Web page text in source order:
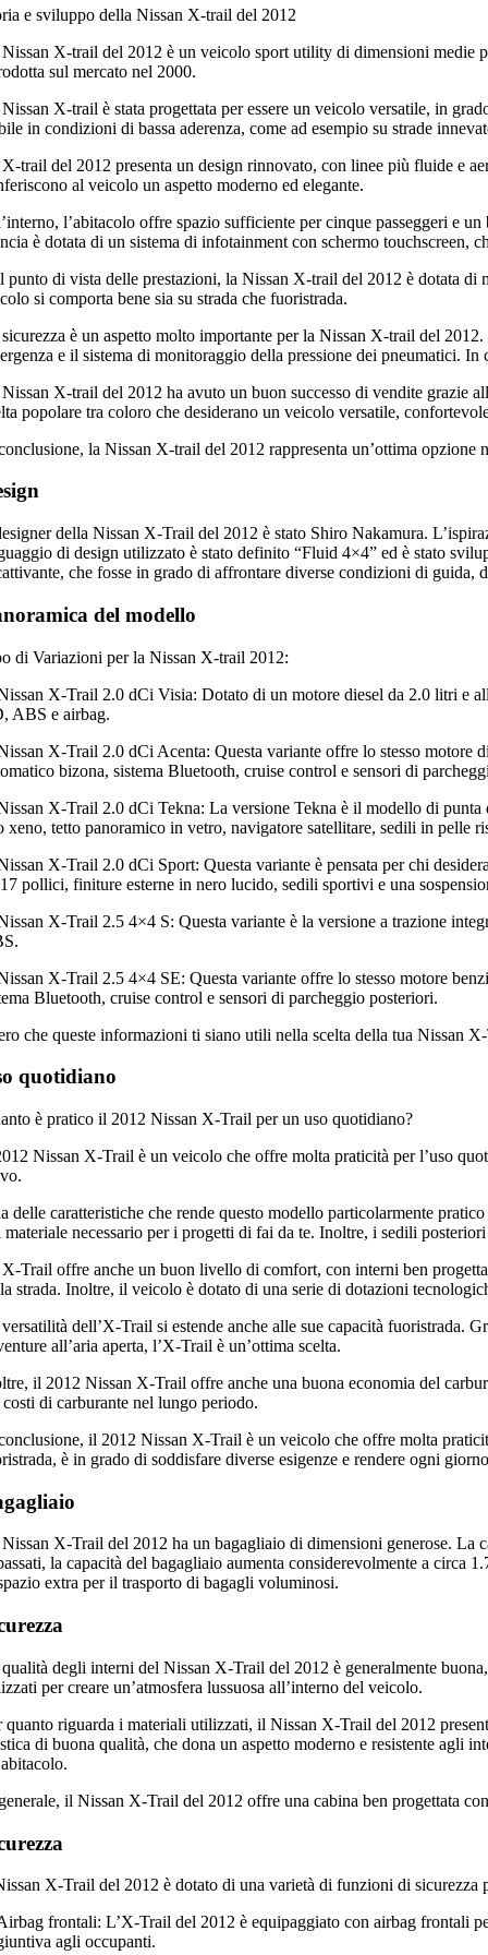
e sviluppo della Nissan X-trail del 2012
X-trail del 2012 è un veicolo sport utility di dimensioni medie
sul mercato nel 2000.
X-trail è stata progettata per essere un veicolo versatile, in
in condizioni di bassa aderenza, come ad esempio su strade
trail del 2012 presenta un design rinnovato, con linee più fluide e
al veicolo un aspetto moderno ed elegante.
l’abitacolo offre spazio sufficiente per cinque passeggeri e
è dotata di un sistema di infotainment con schermo
punto di vista delle prestazioni, la Nissan X-trail del 2012 è dotata di
si comporta bene sia su strada che fuoristrada.
è un aspetto molto importante per la Nissan X-trail del
e il sistema di monitoraggio della pressione dei pneumatici.
X-trail del 2012 ha avuto un buon successo di vendite grazie
popolare tra coloro che desiderano un veicolo versatile,
la Nissan X-trail del 2012 rappresenta un’ottima
della Nissan X-Trail del 2012 è stato Shiro Nakamura.
di design utilizzato è stato definito “Fluid 4×4” ed è stato
che fosse in grado di affrontare diverse condizioni di guida,
del modello
di Variazioni per la Nissan X-trail 2012:
X-Trail 2.0 dCi Visia: Dotato di un motore diesel da 2.0 litri e
ABS e airbag.
X-Trail 2.0 dCi Acenta: Questa variante offre lo stesso
bizona, sistema Bluetooth, cruise control e sensori di
X-Trail 2.0 dCi Tekna: La versione Tekna è il modello di
xeno, tetto panoramico in vetro, navigatore satellitare, sedili in pelle
X-Trail 2.0 dCi Sport: Questa variante è pensata per chi
pollici, finiture esterne in nero lucido, sedili sportivi e una
X-Trail 2.5 4×4 S: Questa variante è la versione a trazione
X-Trail 2.5 4×4 SE: Questa variante offre lo stesso motore
Bluetooth, cruise control e sensori di parcheggio posteriori.
che queste informazioni ti siano utili nella scelta della tua Nissan
quotidiano
è pratico il 2012 Nissan X-Trail per un uso quotidiano?
Nissan X-Trail è un veicolo che offre molta praticità per l’uso
delle caratteristiche che rende questo modello particolarmente
materiale necessario per i progetti di fai da te. Inoltre, i sedili
Trail offre anche un buon livello di comfort, con interni ben
strada. Inoltre, il veicolo è dotato di una serie di dotazioni
dell’X-Trail si estende anche alle sue capacità fuoristrada.
all’aria aperta, l’X-Trail è un’ottima scelta.
il 2012 Nissan X-Trail offre anche una buona economia del
costi di carburante nel lungo periodo.
il 2012 Nissan X-Trail è un veicolo che offre molta
è in grado di soddisfare diverse esigenze e rendere ogni
X-Trail del 2012 ha un bagagliaio di dimensioni generose.
la capacità del bagagliaio aumenta considerevolmente a circa
extra per il trasporto di bagagli voluminosi.
degli interni del Nissan X-Trail del 2012 è generalmente
per creare un’atmosfera lussuosa all’interno del veicolo.
quanto riguarda i materiali utilizzati, il Nissan X-Trail del 2012
di buona qualità, che dona un aspetto moderno e resistente agli
il Nissan X-Trail del 2012 offre una cabina ben progettata
X-Trail del 2012 è dotato di una varietà di funzioni di sicurezza
frontali: L’X-Trail del 2012 è equipaggiato con airbag frontali
agli occupanti.